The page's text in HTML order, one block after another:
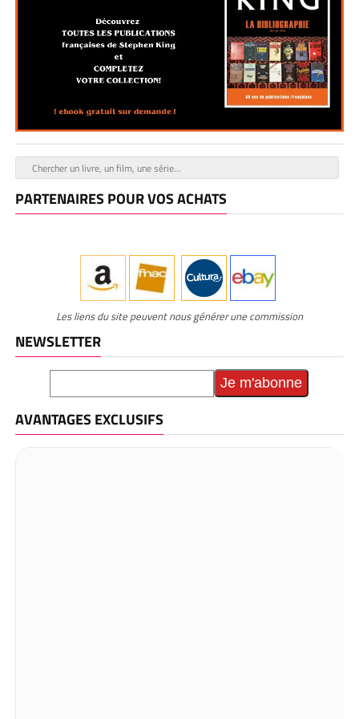
PARTENAIRES POUR VOS ACHATS
Les liens du site peuvent nous générer une commission
NEWSLETTER
AVANTAGES EXCLUSIFS